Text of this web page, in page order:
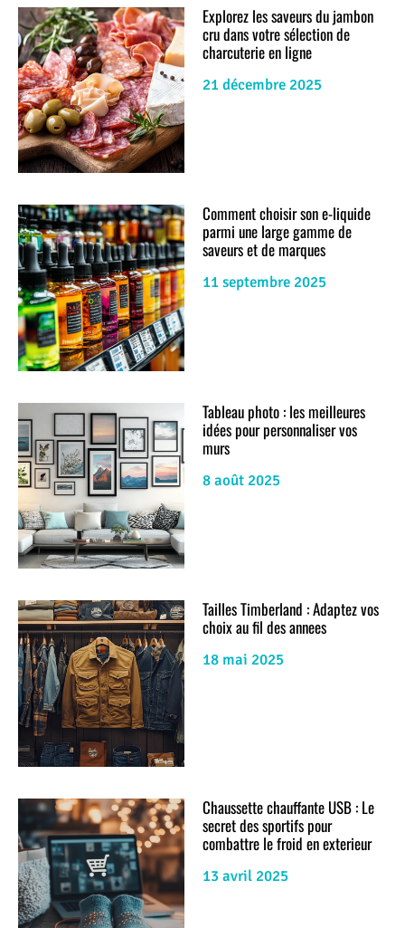
Explorez les saveurs du jambon
cru dans votre sélection de
charcuterie en ligne
21 décembre 2025
Comment choisir son e-liquide
parmi une large gamme de
saveurs et de marques
11 septembre 2025
Tableau photo : les meilleures
idées pour personnaliser vos
murs
8 août 2025
Tailles Timberland : Adaptez vos
choix au fil des annees
18 mai 2025
Chaussette chauffante USB : Le
secret des sportifs pour
combattre le froid en exterieur
13 avril 2025